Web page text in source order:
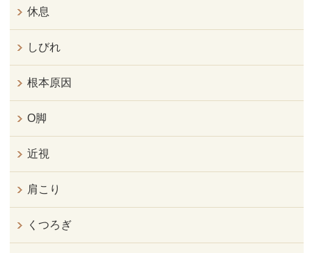
休息
しびれ
根本原因
O脚
近視
肩こり
くつろぎ